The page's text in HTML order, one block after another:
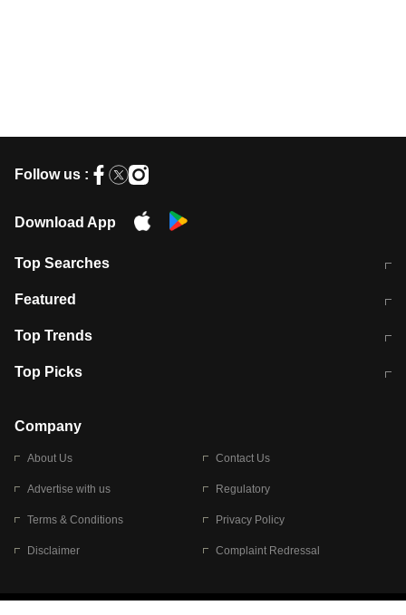
Follow us :
Download App
Top Searches
मुंबई में लगे 'जेन जी' के पोस्टर, लिखा- 'मैं
Featured
10 अगस्त को विधानसभा का घेराव करेंगे
Top Trends
RBI का नया नियम: अब बैंकों को अपनी सभी
Top Picks
बारिश की चेतावनी
Company
About Us Contact Us
Advertise with us Regulatory
Terms & Conditions Privacy Policy
Disclaimer Complaint Redressal